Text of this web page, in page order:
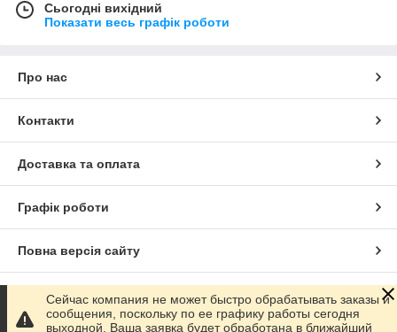
Сьогодні вихідний
Показати весь графік роботи
Про нас
Контакти
Доставка та оплата
Графік роботи
Повна версія сайту
Сайт створено на маркетплейсі Prom.ua
Сейчас компания не может быстро обрабатывать заказы и
сообщения, поскольку по ее графику работы сегодня
выходной. Ваша заявка будет обработана в ближайший